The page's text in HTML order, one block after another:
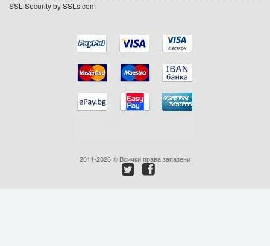
SSL Security by SSLs.com
2011-2026 © Всички права запазени